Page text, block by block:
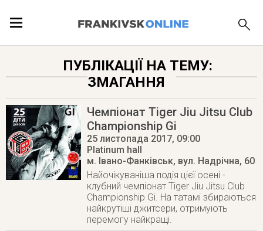
ПУБЛІКАЦІЇ
ПУБЛІКАЦІЇ НА ТЕМУ:
ЗМАГАННЯ
Чемпіонат Tiger Jiu Jitsu Club
Championship Gi
25 листопада 2017, 09:00
Platinum hall
м. Івано-Фанківськ, вул. Надрічна, 60
Найочікуваніша подія цієї осені -
клубний чемпіонат Tiger Jiu Jitsu Club
Championship Gi. На татамі збираються
найкрутіші джитсери, отримують
перемогу найкращі.